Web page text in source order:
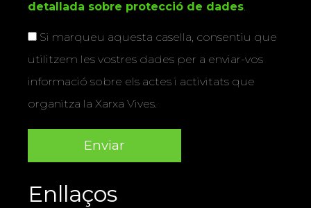
detallada sobre protecció de dades.
Si marqueu aquesta casella, consentiu que
utilitzem les vostres dades per a enviar-vos
informació sobre els actes i activitats que
organitza la Xarxa Vives.
Enllaços